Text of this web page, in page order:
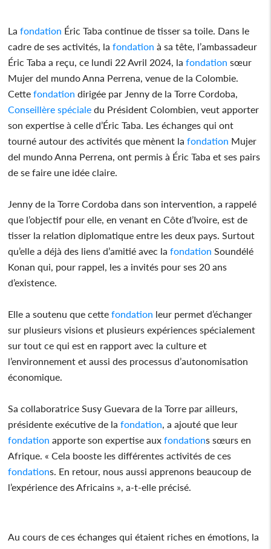
La fondation Éric Taba continue de tisser sa toile. Dans le
cadre de ses activités, la fondation à sa tête, l’ambassadeur
Éric Taba a reçu, ce lundi 22 Avril 2024, la fondation sœur
Mujer del mundo Anna Perrena, venue de la Colombie.
Cette fondation dirigée par Jenny de la Torre Cordoba,
Conseillère spéciale du Président Colombien, veut apporter
son expertise à celle d’Éric Taba. Les échanges qui ont
tourné autour des activités que mènent la fondation Mujer
del mundo Anna Perrena, ont permis à Éric Taba et ses pairs
de se faire une idée claire.
Jenny de la Torre Cordoba dans son intervention, a rappelé
que l’objectif pour elle, en venant en Côte d’Ivoire, est de
tisser la relation diplomatique entre les deux pays. Surtout
qu’elle a déjà des liens d’amitié avec la fondation Soundélé
Konan qui, pour rappel, les a invités pour ses 20 ans
d’existence.
Elle a soutenu que cette fondation leur permet d’échanger
sur plusieurs visions et plusieurs expériences spécialement
sur tout ce qui est en rapport avec la culture et
l’environnement et aussi des processus d’autonomisation
économique.
Sa collaboratrice Susy Guevara de la Torre par ailleurs,
présidente exécutive de la fondation , a ajouté que leur
fondation apporte son expertise aux fondations sœurs en
Afrique. « Cela booste les différentes activités de ces
fondations. En retour, nous aussi apprenons beaucoup de
l’expérience des Africains », a-t-elle précisé.
Au cours de ces échanges qui étaient riches en émotions, la